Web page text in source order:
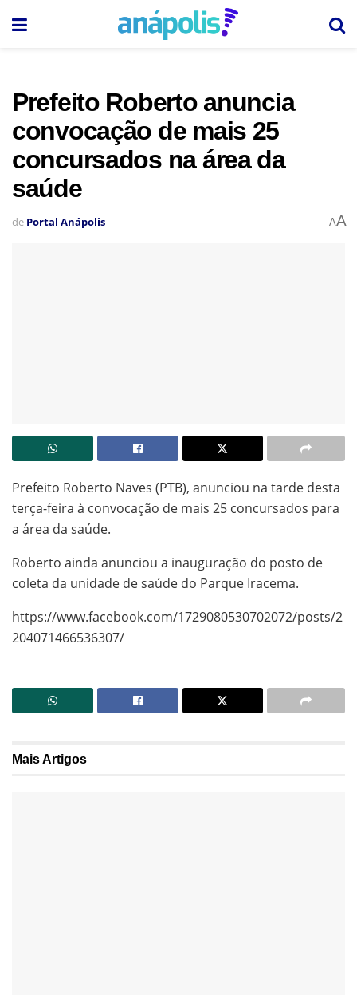
Prefeito Roberto anuncia
convocação de mais 25
concursados na área da
saúde
de Portal Anápolis AA
Prefeito Roberto Naves (PTB), anunciou na tarde desta
terça-feira à convocação de mais 25 concursados para
a área da saúde.
Roberto ainda anunciou a inauguração do posto de
coleta da unidade de saúde do Parque Iracema.
https://www.facebook.com/1729080530702072/posts/2
204071466536307/
MaisArtigos